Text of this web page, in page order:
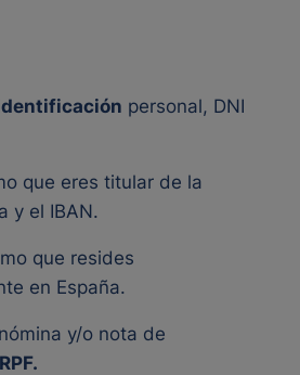
personal, DNI
que eres titular de la
y el IBAN.
que resides
en España.
y/o nota de